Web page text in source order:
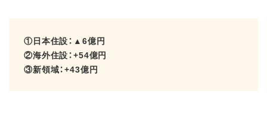
①日本住設：▲6億円
②海外住設：+54億円
③新領域：+43億円